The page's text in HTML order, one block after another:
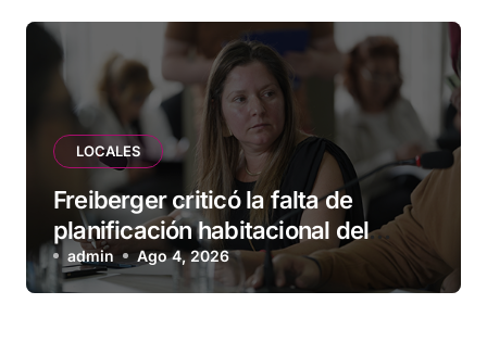
LOCALES
Freiberger criticó la falta de
planificación habitacional del
Municipio: “Vuoto deja afuera a
vecinos que llevan más de 20 años
admin Ago 4, 2026